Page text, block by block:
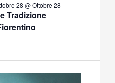
Tradizione
28 @ Ottobre 28